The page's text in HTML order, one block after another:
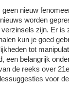
geen nieuw
worden
zijn. Er is
kun je goed
tot
een belangrijk
de reeks over
voor